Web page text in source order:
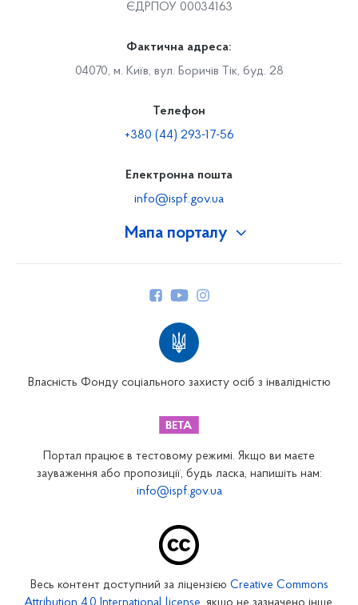
Мапа порталу
Закарпатське відділення
Запорізьке відділення
Кіровоградське відділення
ЄДРПОУ 00034163
Фактична адреса:
04070, м. Київ, вул. Боричів Тік, буд. 28
Телефон
+380 (44) 293-17-56
Електронна пошта
info@ispf.gov.ua
Власність Фонду соціального захисту осіб з інвалідністю
Портал працює в тестовому режимі. Якщо ви маєте
зауваження або пропозиції, будь ласка, напишіть нам:
info@ispf.gov.ua
Весь контент доступний за ліцензією Creative Commons